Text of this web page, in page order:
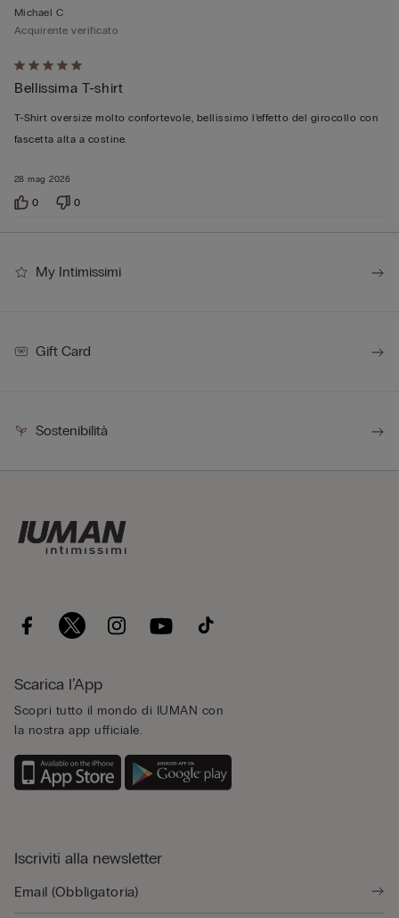
Valutato
5
su
5
28 mag 2026
Michael C
Acquirente verificato
Bellissima T-shirt
T-Shirt oversize molto confortevole, bellissimo l’effetto del girocollo con
fascetta alta a costine.
0 0
My Intimissimi
Gift Card
Sostenibilità
Scarica l’App
Scopri tutto il mondo di IUMAN con
la nostra app ufficiale.
Iscriviti alla newsletter